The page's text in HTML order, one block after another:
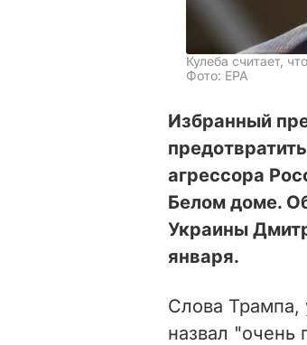
Кулеба считает,
Фото: EPA
Избранный
агрессора
Белом доме.
Украины
января.
Слова Трампа,
назвал "очень